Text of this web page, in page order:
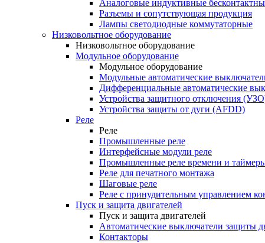
Аналоговые индуктивные
Разъемы и сопутствующая продукция
Лампы светодиодные коммутаторные
Низковольтное оборудование
Низковольтное оборудование
Модульное оборудование
Модульное оборудование
Модульные автоматические
Дифференциальные автоматические
Устройства защитного отключения
Устройства защиты от дуги (AFDD)
Реле
Реле
Промышленные реле
Интерфейсные модули реле
Промышленные реле времени и
Реле для печатного монтажа
Шаговые реле
Реле с принудительным управлением
Пуск и защита двигателей
Пуск и защита двигателей
Автоматические выключатели защиты
Контакторы